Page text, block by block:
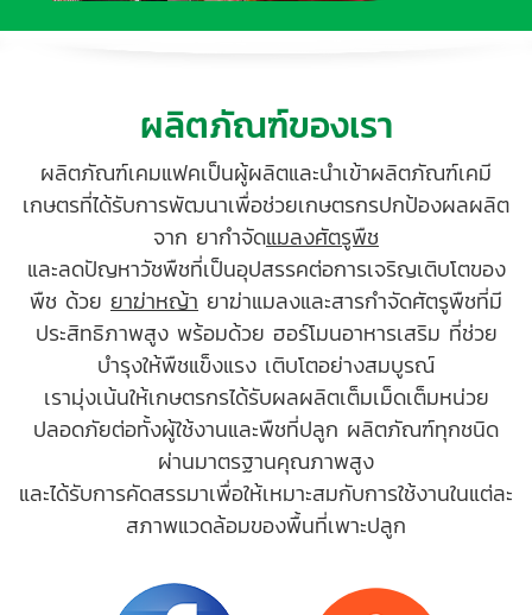
ผลิตภัณฑ์ของเรา
ผลิตภัณฑ์เคมแฟคเป็นผู้ผลิตและนำเข้าผลิตภัณฑ์เคมี
เกษตรที่ได้รับการพัฒนาเพื่อช่วยเกษตรกรปกป้องผลผลิต
จาก ยากำจัดแมลงศัตรูพืช
และลดปัญหาวัชพืชที่เป็นอุปสรรคต่อการเจริญเติบโตของ
พืช ด้วย ยาฆ่าหญ้า ยาฆ่าแมลงและสารกำจัดศัตรูพืชที่มี
ประสิทธิภาพสูง พร้อมด้วย ฮอร์โมนอาหารเสริม ที่ช่วย
บำรุงให้พืชแข็งแรง เติบโตอย่างสมบูรณ์
เรามุ่งเน้นให้เกษตรกรได้รับผลผลิตเต็มเม็ดเต็มหน่วย
ปลอดภัยต่อทั้งผู้ใช้งานและพืชที่ปลูก ผลิตภัณฑ์ทุกชนิด
ผ่านมาตรฐานคุณภาพสูง
และได้รับการคัดสรรมาเพื่อให้เหมาะสมกับการใช้งานในแต่ละ
สภาพแวดล้อมของพื้นที่เพาะปลูก